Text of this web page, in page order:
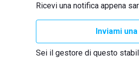
Ricevi una notifica appena
Inviami
Sei il gestore di questo